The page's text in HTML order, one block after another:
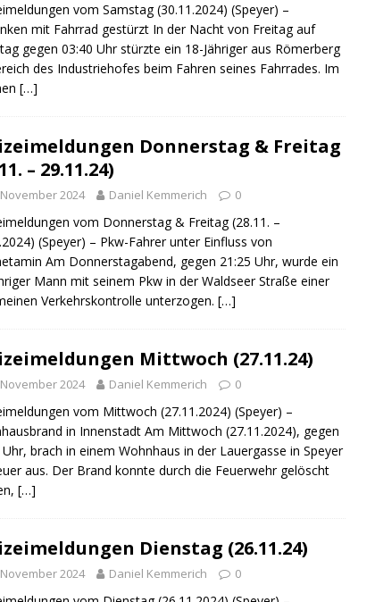
vom Samstag (30.11.2024) (Speyer) –
mit Fahrrad gestürzt In der Nacht von Freitag auf
gegen 03:40 Uhr stürzte ein 18-Jähriger aus Römerberg
des Industriehofes beim Fahren seines Fahrrades. Im
[…]
Donnerstag & Freitag
– 29.11.24)
2024 Daniel Kemmerich 0
vom Donnerstag & Freitag (28.11. –
(Speyer) – Pkw-Fahrer unter Einfluss von
Am Donnerstagabend, gegen 21:25 Uhr, wurde ein
Mann mit seinem Pkw in der Waldseer Straße einer
Verkehrskontrolle unterzogen. […]
Mittwoch (27.11.24)
2024 Daniel Kemmerich 0
vom Mittwoch (27.11.2024) (Speyer) –
in Innenstadt Am Mittwoch (27.11.2024), gegen
Uhr, brach in einem Wohnhaus in der Lauergasse in Speyer
aus. Der Brand konnte durch die Feuerwehr gelöscht
[…]
Dienstag (26.11.24)
2024 Daniel Kemmerich 0